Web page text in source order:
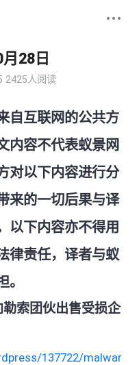
28日
2425人阅读
自互联网的公共方
内容不代表蚁景网
对以下内容进行分
来的一切后果与译
以下内容亦不得用
律责任，译者与蚁
索团伙出售受损企
137722/malwar